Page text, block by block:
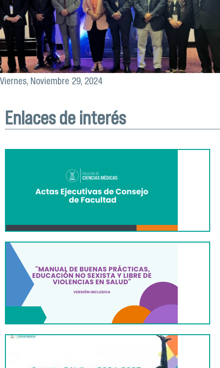
Viernes, Noviembre 29, 2024
Enlaces de interés